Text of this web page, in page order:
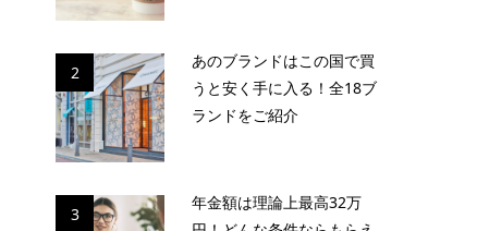
2
あのブランドはこの国で買
うと安く手に入る！全18ブ
ランドをご紹介
3
年金額は理論上最高32万